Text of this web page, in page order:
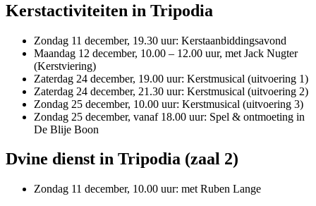
Kerstactiviteiten in Tripodia
Zondag 11 december, 19.30 uur: Kerstaanbiddingsavond
Maandag 12 december, 10.00 – 12.00 uur, met Jack Nugter
(Kerstviering)
Zaterdag 24 december, 19.00 uur: Kerstmusical (uitvoering 1)
Zaterdag 24 december, 21.30 uur: Kerstmusical (uitvoering 2)
Zondag 25 december, 10.00 uur: Kerstmusical (uitvoering 3)
Zondag 25 december, vanaf 18.00 uur: Spel & ontmoeting in
De Blije Boon
Dvine dienst in Tripodia (zaal 2)
Zondag 11 december, 10.00 uur: met Ruben Lange